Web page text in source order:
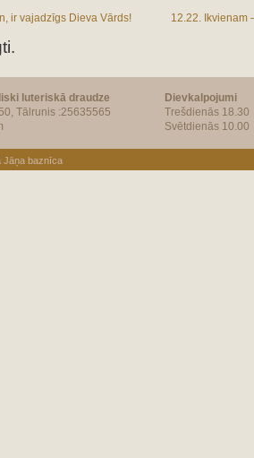
ir vajadzīgs Dieva Vārds! 12.22. Ikvienam
luteriskā draudze
Tālrunis :25635565
Dievkalpojumi
Trešdienās 18.30
Svētdienās 10.00
Jāņa baznīca